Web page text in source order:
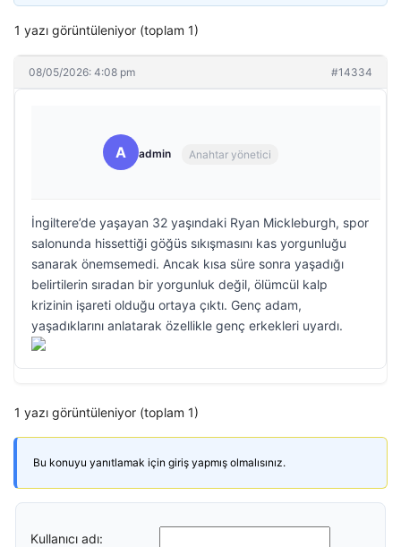
1 yazı görüntüleniyor (toplam 1)
08/05/2026: 4:08 pm #14334
A admin Anahtar yönetici
İngiltere’de yaşayan 32 yaşındaki Ryan Mickleburgh, spor
salonunda hissettiği göğüs sıkışmasını kas yorgunluğu
sanarak önemsemedi. Ancak kısa süre sonra yaşadığı
belirtilerin sıradan bir yorgunluk değil, ölümcül kalp
krizinin işareti olduğu ortaya çıktı. Genç adam,
yaşadıklarını anlatarak özellikle genç erkekleri uyardı.
1 yazı görüntüleniyor (toplam 1)
Bu konuyu yanıtlamak için giriş yapmış olmalısınız.
Kullanıcı adı: